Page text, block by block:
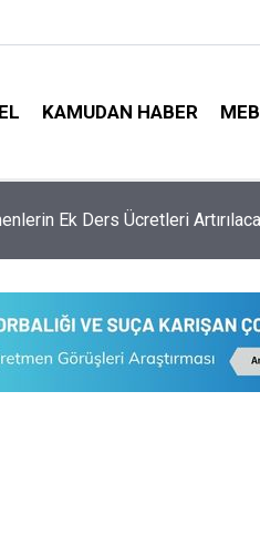
KAMUDAN HABER MEB
Değil Sorular Değişecek